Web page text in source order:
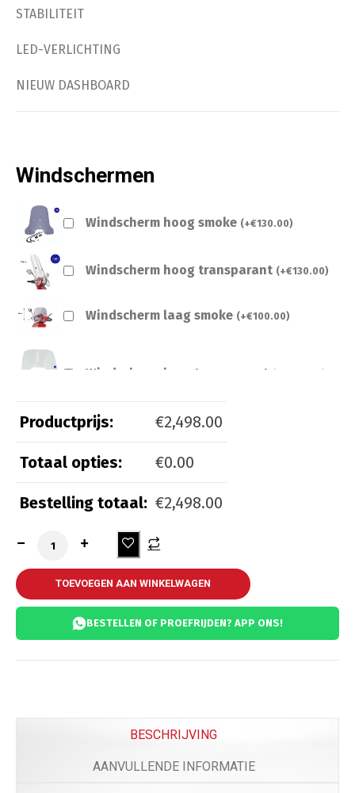
STABILITEIT
LED-VERLICHTING
NIEUW DASHBOARD
Windschermen
Windscherm hoog smoke (+€130.00)
Windscherm hoog transparant (+€130.00)
Windscherm laag smoke (+€100.00)
Windscherm laag transparant
Beveiliging
Kettingslot ART 4(+€
Productprijs: €2,498.00
Totaal opties: €0.00
Bestelling totaal: €2,498.00
TOEVOEGEN AAN WINKELWAGEN
BESTELLEN OF PROEFRIJDEN? APP ONS!
BESCHRIJVING
AANVULLENDE INFORMATIE